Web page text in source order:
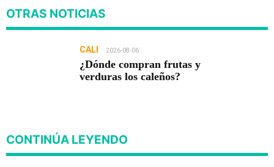
OTRAS NOTICIAS
CALI 2026-08-06
¿Dónde compran frutas y
verduras los caleños?
CONTINÚA LEYENDO